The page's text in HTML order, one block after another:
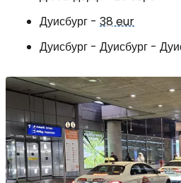
Дуисбург - 38 eur
Дуисбург - Дуисбург -